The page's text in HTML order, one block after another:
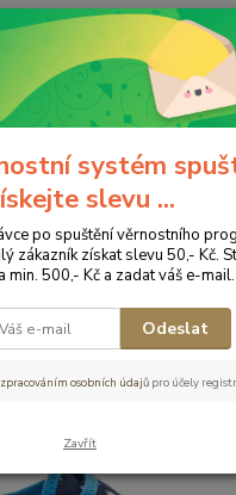
vel.30
obuv
systém
slevu ...
po spuštění věrnostního
zákazník získat slevu 50,- Kč.
min. 500,- Kč a zadat váš e-mail.
Odeslat
zpracováním osobních údajů pro účely
Zavřít